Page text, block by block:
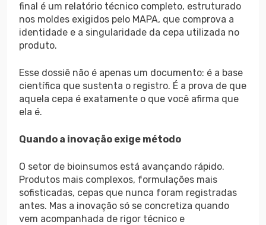
final é um relatório técnico completo, estruturado
nos moldes exigidos pelo MAPA, que comprova a
identidade e a singularidade da cepa utilizada no
produto.
Esse dossiê não é apenas um documento: é a base
científica que sustenta o registro. É a prova de que
aquela cepa é exatamente o que você afirma que
ela é.
Quando a inovação exige método
O setor de bioinsumos está avançando rápido.
Produtos mais complexos, formulações mais
sofisticadas, cepas que nunca foram registradas
antes. Mas a inovação só se concretiza quando
vem acompanhada de rigor técnico e